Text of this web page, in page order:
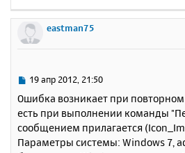
eastman75
С
о
б
щ
е
19 апр 2012, 21:50
Ошибка возникает при повторном
есть при выполнении команды
сообщением прилагается
Параметры системы: Windows 7,